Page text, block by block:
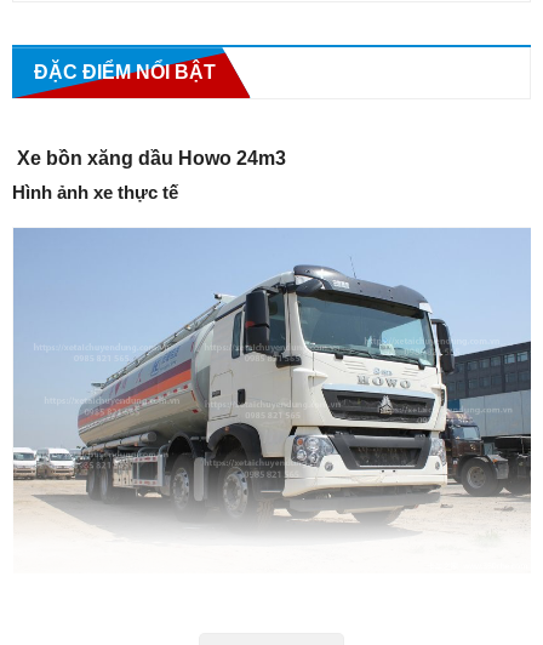
ĐẶC ĐIỂM NỔI BẬT
Xe bồn xăng dầu Howo 24m3
Hình ảnh xe thực tế